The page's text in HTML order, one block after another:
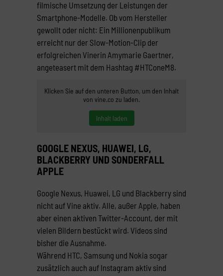
filmische Umsetzung der Leistungen der
Smartphone-Modelle. Ob vom Hersteller
gewollt oder nicht: Ein Millionenpublikum
erreicht nur der Slow-Motion-Clip der
erfolgreichen Vinerin Amymarie Gaertner,
angeteasert mit dem Hashtag #HTConeM8.
Klicken Sie auf den unteren Button, um den Inhalt
von vine.co zu laden.
Inhalt laden
GOOGLE NEXUS, HUAWEI, LG,
BLACKBERRY UND SONDERFALL
APPLE
Google Nexus, Huawei, LG und Blackberry sind
nicht auf Vine aktiv. Alle, außer Apple, haben
aber einen aktiven Twitter-Account, der mit
vielen Bildern bestückt wird. Videos sind
bisher die Ausnahme.
Während HTC, Samsung und Nokia sogar
zusätzlich auch auf Instagram aktiv sind